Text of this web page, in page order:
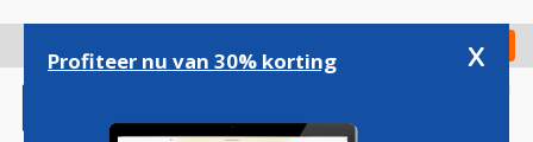
gaan
Check in
Profiteer nu van 30% korting x